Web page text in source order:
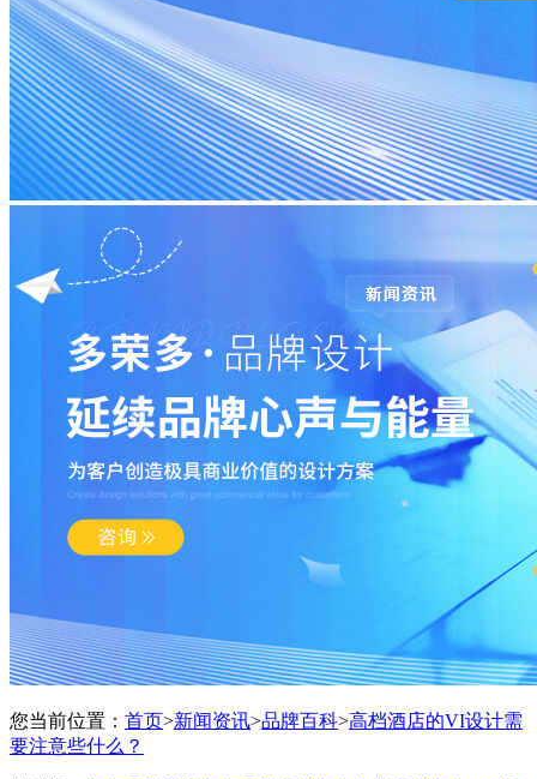
您当前位置： 首页>新闻资讯>品牌百科>高档酒店的VI设计需
要注意些什么？